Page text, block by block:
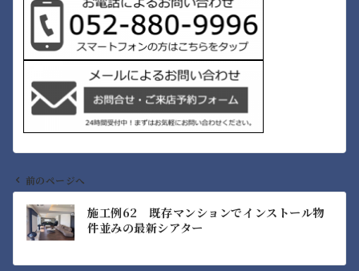
ビ
前のページへ
施工例62 既存マンションでインストール物
件並みの最新シアター